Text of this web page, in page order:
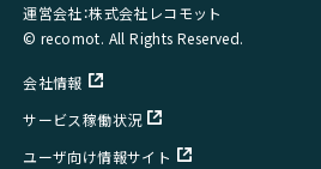
運営会社：株式会社レコモット
© recomot. All Rights Reserved.
会社情報
サービス稼働状況
ユーザ向け情報サイト